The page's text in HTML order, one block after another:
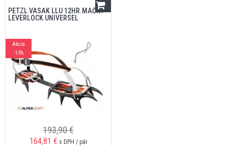
PETZL VASAK LLU 12HR.MAČKY
LEVERLOCK UNIVERSEL
Akcia
-15%
193,90 €
164,81 € s DPH / pár